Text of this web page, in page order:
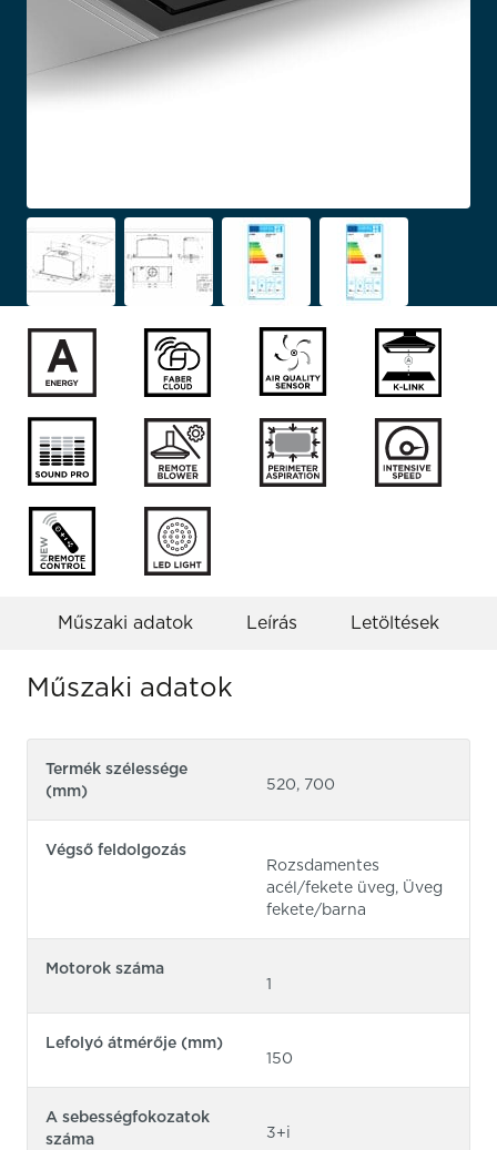
Műszaki adatok Leírás Letöltések
Műszaki adatok
Termék szélessége
(mm)
520, 700
Végső feldolgozás
Rozsdamentes
acél/fekete üveg, Üveg
fekete/barna
Motorok száma
1
Lefolyó átmérője (mm)
150
A sebességfokozatok
száma
3+i